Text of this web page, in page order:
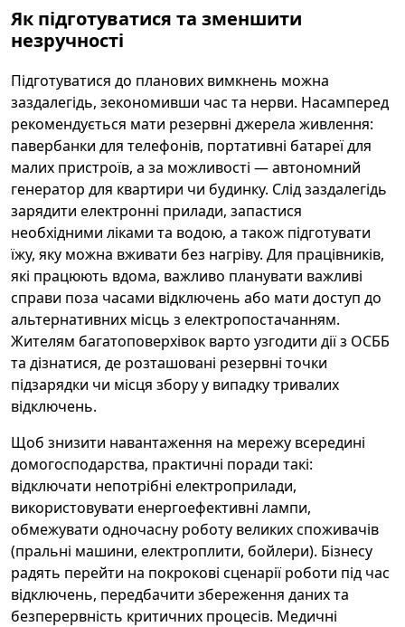
Як підготуватися та зменшити
незручності
Підготуватися до планових вимкнень можна
заздалегідь, зекономивши час та нерви. Насамперед
рекомендується мати резервні джерела живлення:
павербанки для телефонів, портативні батареї для
малих пристроїв, а за можливості — автономний
генератор для квартири чи будинку. Слід заздалегідь
зарядити електронні прилади, запастися
необхідними ліками та водою, а також підготувати
їжу, яку можна вживати без нагріву. Для працівників,
які працюють вдома, важливо планувати важливі
справи поза часами відключень або мати доступ до
альтернативних місць з електропостачанням.
Жителям багатоповерхівок варто узгодити дії з ОСББ
та дізнатися, де розташовані резервні точки
підзарядки чи місця збору у випадку тривалих
відключень.
Щоб знизити навантаження на мережу всередині
домогосподарства, практичні поради такі:
відключати непотрібні електроприлади,
використовувати енергоефективні лампи,
обмежувати одночасну роботу великих споживачів
(пральні машини, електроплити, бойлери). Бізнесу
радять перейти на покрокові сценарії роботи під час
відключень, передбачити збереження даних та
безперервність критичних процесів. Медичні